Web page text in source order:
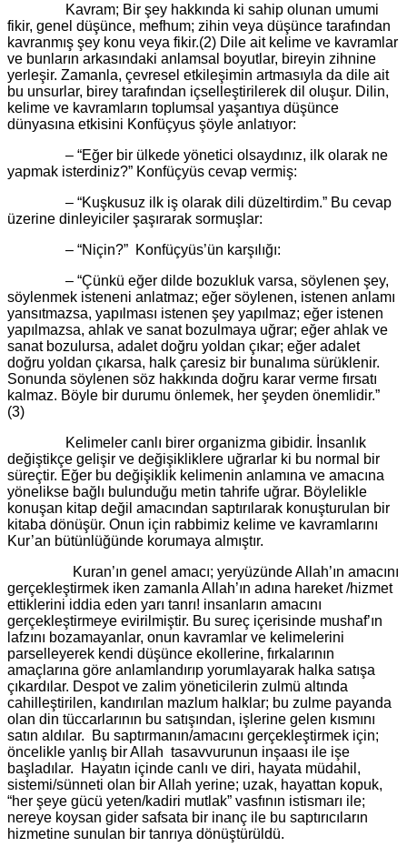
Kavram; Bir şey hakkında ki sahip olunan umumi
fikir, genel düşünce, mefhum; zihin veya düşünce tarafından
kavranmış şey konu veya fikir.(2) Dile ait kelime ve kavramlar
ve bunların arkasındaki anlamsal boyutlar, bireyin zihnine
yerleşir. Zamanla, çevresel etkileşimin artmasıyla da dile ait
bu unsurlar, birey tarafından içselleştirilerek dil oluşur. Dilin,
kelime ve kavramların toplumsal yaşantıya düşünce
dünyasına etkisini Konfüçyus şöyle anlatıyor:
– “Eğer bir ülkede yönetici olsaydınız, ilk olarak ne
yapmak isterdiniz?” Konfüçyüs cevap vermiş:
– “Kuşkusuz ilk iş olarak dili düzeltirdim.” Bu cevap
üzerine dinleyiciler şaşırarak sormuşlar:
– “Niçin?” Konfüçyüs’ün karşılığı:
– “Çünkü eğer dilde bozukluk varsa, söylenen şey,
söylenmek isteneni anlatmaz; eğer söylenen, istenen anlamı
yansıtmazsa, yapılması istenen şey yapılmaz; eğer istenen
yapılmazsa, ahlak ve sanat bozulmaya uğrar; eğer ahlak ve
sanat bozulursa, adalet doğru yoldan çıkar; eğer adalet
doğru yoldan çıkarsa, halk çaresiz bir bunalıma sürüklenir.
Sonunda söylenen söz hakkında doğru karar verme fırsatı
kalmaz. Böyle bir durumu önlemek, her şeyden önemlidir.”
(3)
Kelimeler canlı birer organizma gibidir. İnsanlık
değiştikçe gelişir ve değişikliklere uğrarlar ki bu normal bir
süreçtir. Eğer bu değişiklik kelimenin anlamına ve amacına
yönelikse bağlı bulunduğu metin tahrife uğrar. Böylelikle
konuşan kitap değil amacından saptırılarak konuşturulan bir
kitaba dönüşür. Onun için rabbimiz kelime ve kavramlarını
Kur’an bütünlüğünde korumaya almıştır.
Kuran’ın genel amacı; yeryüzünde Allah’ın amacını
gerçekleştirmek iken zamanla Allah’ın adına hareket /hizmet
ettiklerini iddia eden yarı tanrı! insanların amacını
gerçekleştirmeye evirilmiştir. Bu sureç içerisinde mushaf’ın
lafzını bozamayanlar, onun kavramlar ve kelimelerini
parselleyerek kendi düşünce ekollerine, fırkalarının
amaçlarına göre anlamlandırıp yorumlayarak halka satışa
çıkardılar. Despot ve zalim yöneticilerin zulmü altında
cahilleştirilen, kandırılan mazlum halklar; bu zulme payanda
olan din tüccarlarının bu satışından, işlerine gelen kısmını
satın aldılar. Bu saptırmanın/amacını gerçekleştirmek için;
öncelikle yanlış bir Allah tasavvurunun inşaası ile işe
başladılar. Hayatın içinde canlı ve diri, hayata müdahil,
sistemi/sünneti olan bir Allah yerine; uzak, hayattan kopuk,
“her şeye gücü yeten/kadiri mutlak” vasfının istismarı ile;
nereye koysan gider safsata bir inanç ile bu saptırıcıların
hizmetine sunulan bir tanrıya dönüştürüldü.